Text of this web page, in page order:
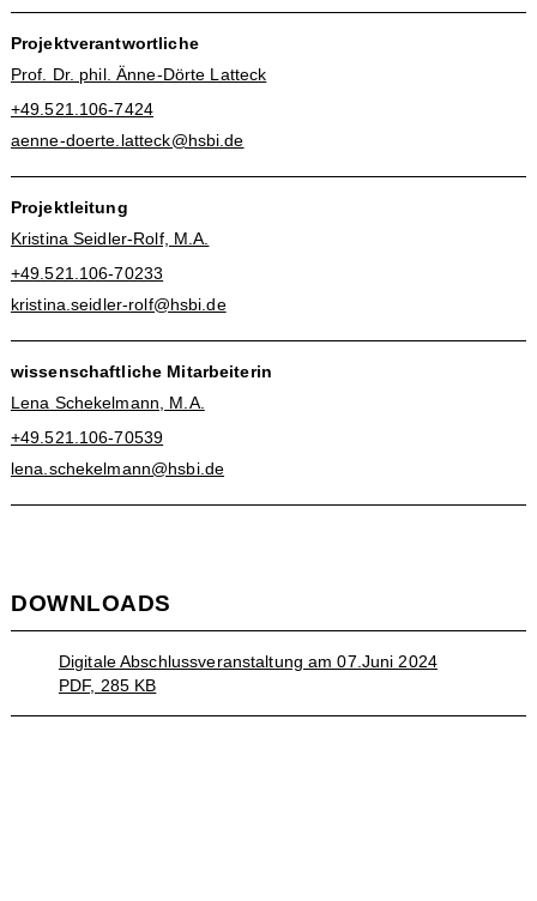
Projektverantwortliche
Prof. Dr. phil. Änne-Dörte Latteck
+49.521.106-7424
aenne-doerte.latteck@hsbi.de
Projektleitung
Kristina Seidler-Rolf, M.A.
+49.521.106-70233
kristina.seidler-rolf@hsbi.de
wissenschaftliche Mitarbeiterin
Lena Schekelmann, M.A.
+49.521.106-70539
lena.schekelmann@hsbi.de
DOWNLOADS
Digitale Abschlussveranstaltung am 07.Juni 2024
PDF, 285 KB